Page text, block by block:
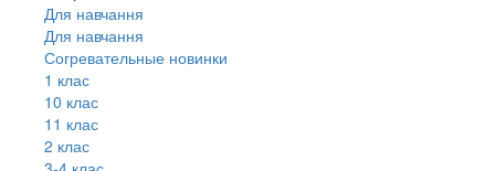
Для навчання
Для навчання
Согревательные новинки
1 клас
10 клас
11 клас
2 клас